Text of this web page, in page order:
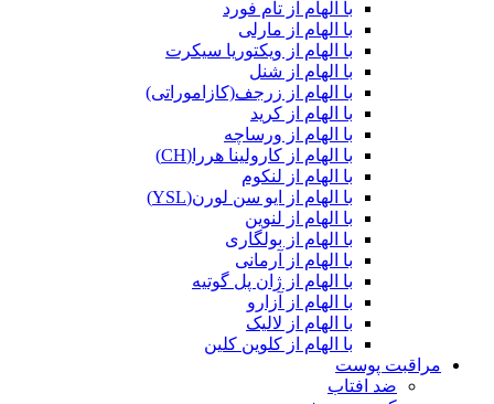
با الهام از تام فورد
با الهام از مارلی
با الهام از ویکتوریا سیکرت
با الهام از شنل
با الهام از زرجف(کازاموراتی)
با الهام از کرید
با الهام از ورساچه
با الهام از کارولینا هررا(CH)
با الهام از لنکوم
با الهام از ایو سن لورن(YSL)
با الهام از لنوین
با الهام از بولگاری
با الهام از آرمانی
با الهام از ژان پل گوتیه
با الهام از آزارو
با الهام از لالیک
با الهام از کلوین کلین
مراقبت پوست
ضد افتاب